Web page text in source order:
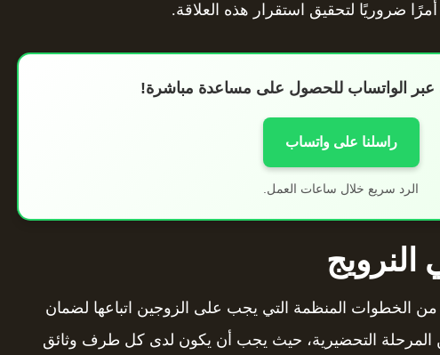
ضروريًا لتحقيق استقرار هذه العلاقة.
عبر الواتساب للحصول على مساعدة مباشرة!
راسلنا على واتساب
الرد سريع خلال ساعات العمل.
الخطوات المنظمة التي يجب على الزوجين اتباعها لضمان
المرحلة التحضيرية، حيث يجب أن يكون لدى كل طرف وثائق